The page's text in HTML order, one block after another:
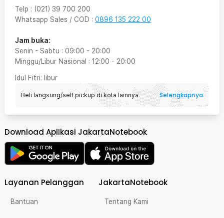
Telp : (021) 39 700 200
Whatsapp Sales / COD : 0896 135 222 00
Jam buka:
Senin - Sabtu : 09:00 - 20:00
Minggu/Libur Nasional : 12:00 - 20:00
Idul Fitri: libur
Beli langsung/self pickup di kota lainnya Selengkapnya
Download Aplikasi JakartaNotebook
Layanan Pelanggan
Bantuan
JakartaNotebook
Tentang Kami